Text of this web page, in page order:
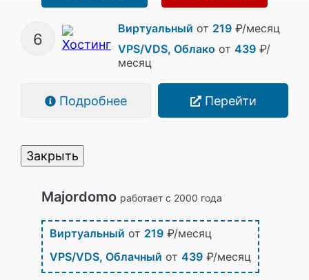
6
Виртуальный от 219 ₽/месяц
VPS/VDS, Облако от 439 ₽/
месяц
Подробнее Перейти
Закрыть
Majordomo работает с 2000 года
Виртуальный от 219 ₽/месяц
VPS/VDS, Облачный от 439 ₽/месяц